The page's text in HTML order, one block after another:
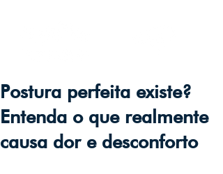
Postura perfeita existe?
Entenda o que realmente
causa dor e desconforto